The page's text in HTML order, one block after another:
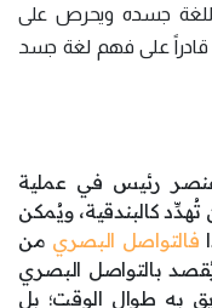
للغة جسده ويحرص على
قادراً على فهم لغة جسد
رئيس في عملية
كالبندقية، ويُمكن
فالتواصل البصري من
بالتواصل البصري
به طوال الوقت؛ بل